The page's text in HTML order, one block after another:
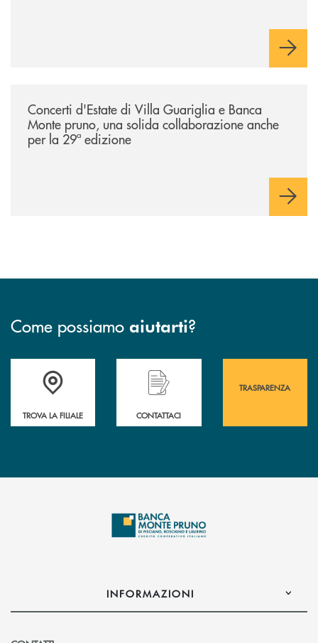
Concerti d'Estate di Villa Guariglia e Banca
Monte pruno, una solida collaborazione anche
per la 29ª edizione
Come possiamo aiutarti?
Accedi all' elenco completo&nbsp; delle&nbsp; filiali&nbsp; di Banca
TROVA LA FILIALE
Hai bisogno di assistenza immediata?
CONTATTACI
TRASPARENZA
INFORMAZIONI